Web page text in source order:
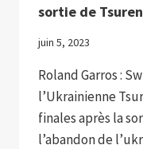
sortie de
juin 5, 2023
Roland Garros :
l’Ukrainienne
finales après la
l’abandon de